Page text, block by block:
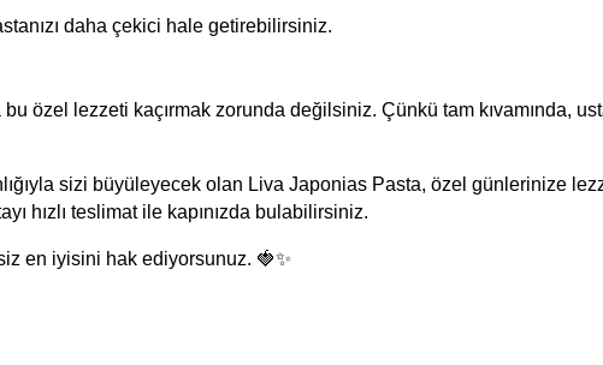
daha çekici hale getirebilirsiniz.
sizi büyüleyecek olan Liva Japonias Pasta, özel günlerinize
hızlı teslimat ile kapınızda bulabilirsiniz.
en iyisini hak ediyorsunuz. 🍓✨